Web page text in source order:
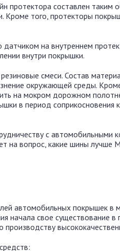
протектора составлен таким
Кроме того, протекторы
на внутреннем
внутри покрышки.
смеси. Состав
окружающей среды.
на мокром дорожном
в период соприкосновения
с автомобильными
на вопрос, какие шины лучше
автомобильных покрышек в
начала свое существование